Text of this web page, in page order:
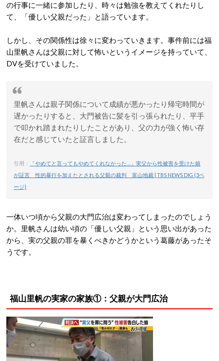
の行事に一緒に参加したり、時々は勉強を教えてくれたりし
て、「優しい父親だった」と語っています。
しかし、その関係性は徐々に変わっていきます。事件前には福
山里帆さんは父親に対して怖いというイメージを持っていて、
DVを受けていました。
里帆さんは親子関係について成績が悪かったり帰宅時間が
遅かったりすると、大門被告に髪を引っ張られたり、平手
で叩かれ踏まれたりしたことがあり、父の力が強く怖い存
在だと感じていたと証言しました。
引用：
「やめてと言ってもやめてくれなかった…」実父から性被害を受けた娘
が証言 性的暴行を加えたとされる父親の裁判 富山地裁 | TBS NEWS DIG (3ペ
ージ)
一体いつ頃から父親の大門広治は変わってしまったのでしょう
か。里帆さんは幼い頃の「優しい父親」という思い出があった
から、実の父親の罪を暴くべきかどうかという葛藤があったそ
うです。
福山里帆の実家の家族①：父親が大門広治